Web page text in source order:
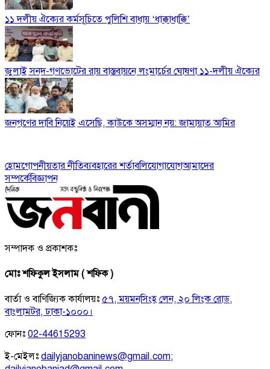
১১ দলীয় ঐক্যের কর্মসূচিতে পুলিশি বাধায় ‘ধাক্কাধাক্কি’
জুলাই সনদ-গণভোটের রায় বাস্তবায়নে লংমার্চের ঘোষণা ১১-দলীয় ঐক্যের
জনগণের দাবি নিয়েই এসেছি, কাউকে অসম্মান নয়: জামায়াত আমির
হোমগোপনীয়তার নীতিব্যবহারের শর্তাবলিযোগাযোগআমাদের
সম্পর্কেবিজ্ঞাপন
সম্পাদক ও প্রকাশকঃ
মোঃ শফিকুল ইসলাম ( শফিক )
বার্তা ও বাণিজ্যিক কার্যালয়ঃ ৫৭, ময়মনসিংহ লেন, ২০ লিংক রোড,
বাংলামটর, ঢাকা-১০০০।
ফোনঃ 02-44615293
ই-মেইলঃ dailyjanobaninews@gmail.com;